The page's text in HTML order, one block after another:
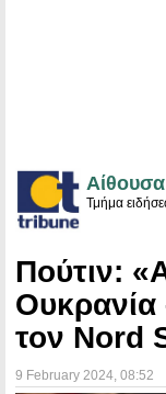
Τμήμα
Πούτιν:
Ουκρανία
τον Nord
9 February 2024 , 08:52